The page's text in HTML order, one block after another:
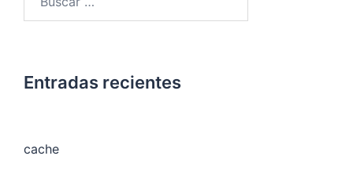
Entradas recientes
cache